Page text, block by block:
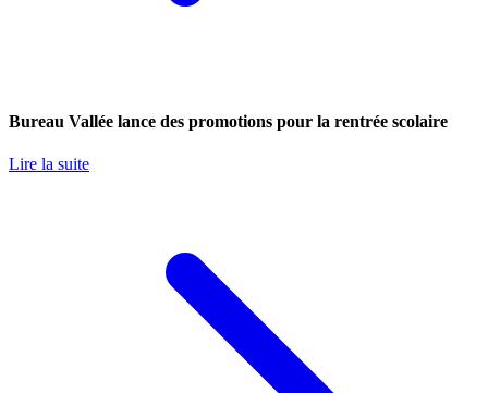
Bureau Vallée lance des promotions pour la rentrée scolaire
Lire la suite